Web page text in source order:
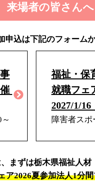
来場者の皆さんへ
申込は下記のフォームか
福祉・保
就職フェ
2027/1/16
障害者スポ
まずは栃木県福祉人
ア2026夏参加法人1分